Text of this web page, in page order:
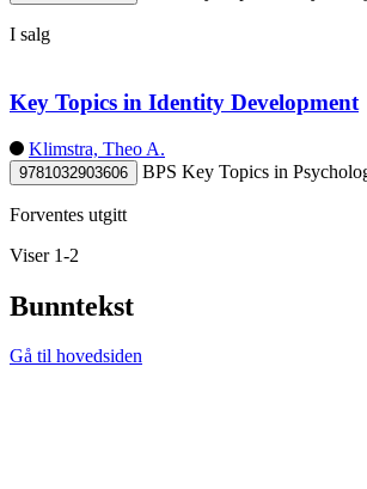
I salg
Key Topics in Identity Development
Klimstra, Theo A.
9781032903606 BPS Key Topics in
Forventes utgitt
Viser 1-2
Bunntekst
Gå til hovedsiden